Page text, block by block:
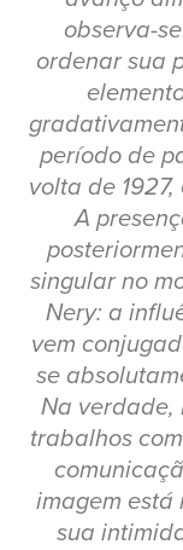
observa-
ordenar sua
período de
volta de
A
singular no
Nery: a
vem
se
Na verdade,
trabalhos
imagem está
sua